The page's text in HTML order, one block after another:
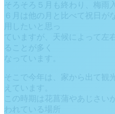
そろそろ５月も終わり、梅雨
６月は他の月と比べて祝日が
用したいと思っ
ていますが、天候によって左
ることが多く
なっています。
そこで今年は、家から出て観
えています。
この時期は花菖蒲やあじさい
われている場所